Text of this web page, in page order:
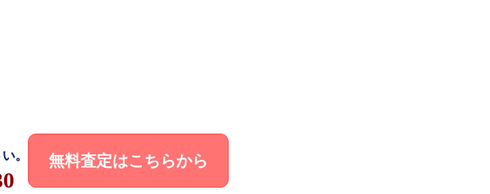
。
無料査定はこちらから